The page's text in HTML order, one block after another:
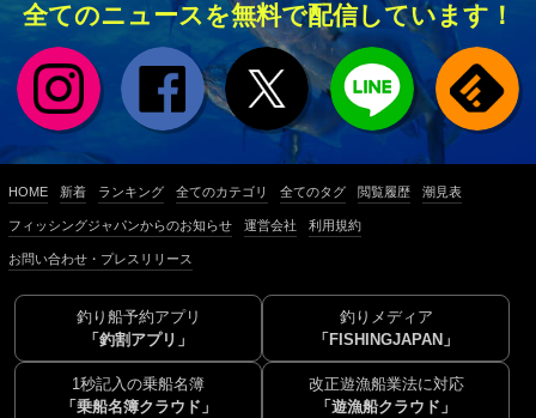
全てのニュースを無料で配信しています！
HOME 新着 ランキング 全てのカテゴリ 全てのタグ 閲覧履歴 潮見表
フィッシングジャパンからのお知らせ 運営会社 利用規約
お問い合わせ・プレスリリース
釣り船予約アプリ
「釣割アプリ」
釣りメディア
「FISHINGJAPAN」
1秒記入の乗船名簿
「乗船名簿クラウド」
改正遊漁船業法に対応
「遊漁船クラウド」